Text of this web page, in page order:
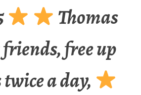
Thomas
free up
twice a day,